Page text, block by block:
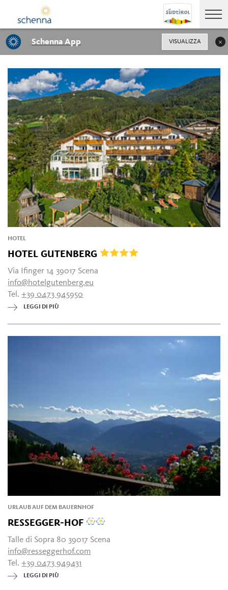
HOTEL
HOTEL GUTENBERG
Via Ifinger 14 39017 Scena
info@hotelgutenberg.eu
Tel.+39 0473 945950
LEGGI DI PIÙ
URLAUB AUF DEM BAUERNHOF
RESSEGGER-HOF
Talle di Sopra 80 39017 Scena
info@resseggerhof.com
Tel.+39 0473 949431
LEGGI DI PIÙ
Schenna App VISUALIZZA